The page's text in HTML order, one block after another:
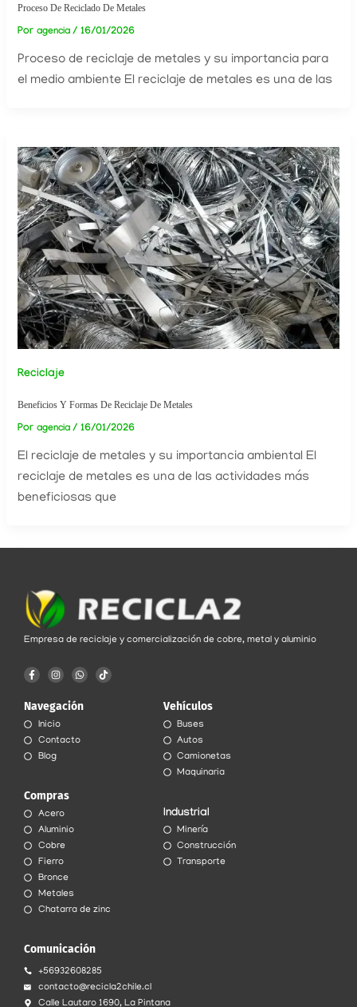
Proceso De Reciclado De Metales
Por agencia / 16/01/2026
Proceso de reciclaje de metales y su importancia para
el medio ambiente El reciclaje de metales es una de las
Reciclaje
Beneficios Y Formas De Reciclaje De Metales
Por agencia / 16/01/2026
El reciclaje de metales y su importancia ambiental El
reciclaje de metales es una de las actividades más
beneficiosas que
Empresa de reciclaje y comercialización de cobre, metal y aluminio
F
a
b
o
k
-
f
I
n
a
r
a
W
h
s
p
T
i
Navegación
Inicio
Contacto
Blog
Compras
Acero
Aluminio
Cobre
Fierro
Bronce
Metales
Chatarra de zinc
Vehículos
Buses
Autos
Camionetas
Maquinaria
Industrial
Minería
Construcción
Transporte
Comunicación
+56932608285
contacto@recicla2chile.cl
Calle Lautaro 1690, La Pintana